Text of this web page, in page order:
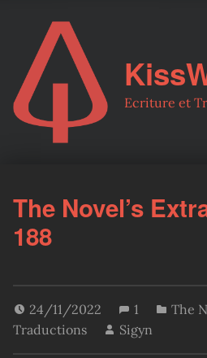
Ecriture et
The Novel’s
188
24/11/2022 1 The
Traductions
Sigyn